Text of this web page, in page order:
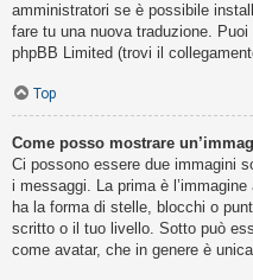
amministratori se è possibile
fare tu una nuova traduzione.
phpBB Limited (trovi il
Top
Come posso mostrare
Ci possono essere due immagini
i messaggi. La prima è
ha la forma di stelle, blocchi o
scritto o il tuo livello. Sotto può
come avatar, che in genere è